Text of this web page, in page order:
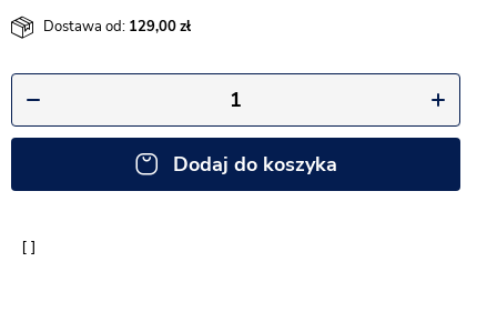
Dostawa od: 129,00
Dodaj do koszyka